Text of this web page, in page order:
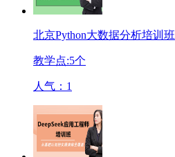
北京Python大数据分析培训班
教学点:5个
人气： 1